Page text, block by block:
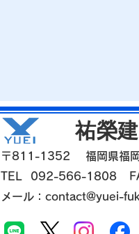
〒811-1352 福岡県福
TEL 092-566-1808
メール： contact@yuei-
祐榮